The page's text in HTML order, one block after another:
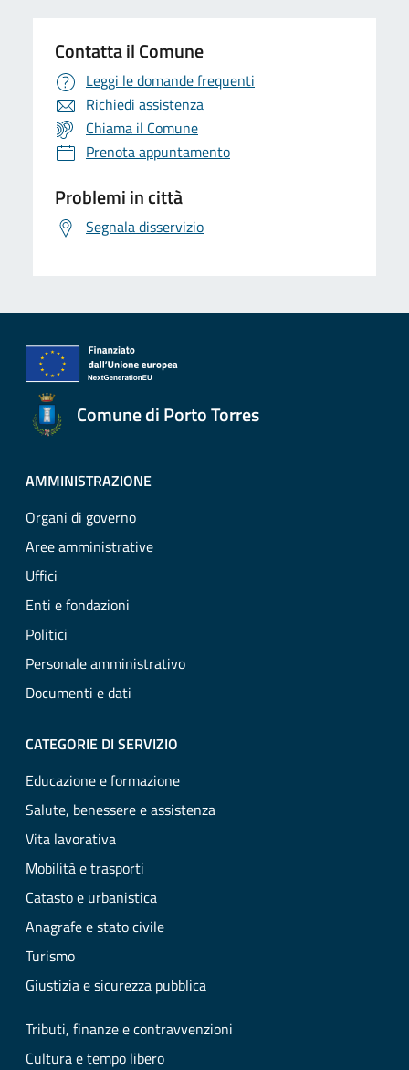
Contatta il Comune
Leggi le domande frequenti
Richiedi assistenza
Chiama il Comune
Prenota appuntamento
Problemi in città
Segnala disservizio
Comune di Porto Torres
AMMINISTRAZIONE
Organi di governo
Aree amministrative
Uffici
Enti e fondazioni
Politici
Personale amministrativo
Documenti e dati
CATEGORIE DI SERVIZIO
Educazione e formazione
Salute, benessere e assistenza
Vita lavorativa
Mobilità e trasporti
Catasto e urbanistica
Anagrafe e stato civile
Turismo
Giustizia e sicurezza pubblica
Tributi, finanze e contravvenzioni
Cultura e tempo libero